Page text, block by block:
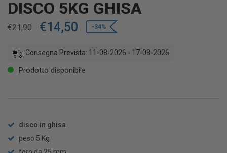
DISCO 5KG GHISA
€21,90 €14,50 -34%
Consegna Prevista: 11-08-2026 - 17-08-2026
Prodotto disponibile
disco in ghisa
peso 5 Kg